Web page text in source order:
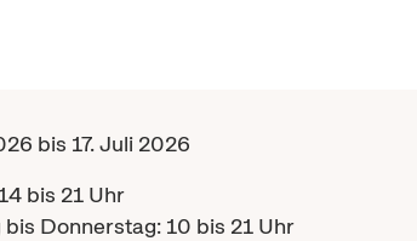
bis 17. Juli 2026
bis 21 Uhr
Donnerstag: 10 bis 21 Uhr